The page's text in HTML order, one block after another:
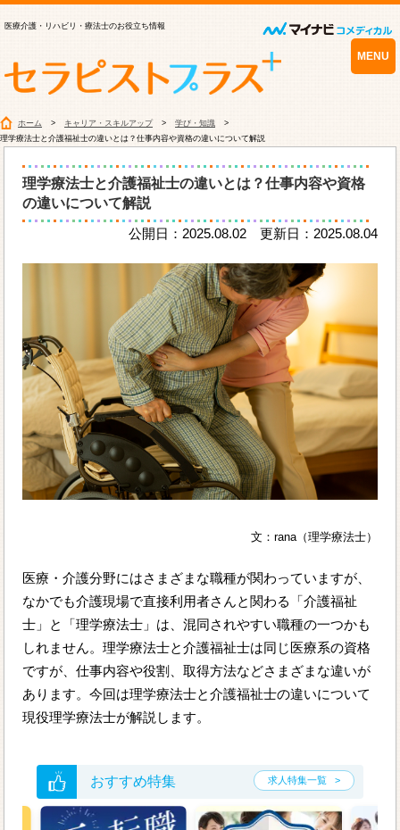
医療介護・リハビリ・療法士のお役立ち情報
MENU
ホーム キャリア・スキルアップ
学び・知識
理学療法士と介護福祉士の違いとは？仕事内容や資格の違いについて解説
理学療法士と介護福祉士の違いとは？仕事内容や資格
の違いについて解説
公開日：2025.08.02 更新日：2025.08.04
文：rana（理学療法士）
医療・介護分野にはさまざまな職種が関わっていますが、
なかでも介護現場で直接利用者さんと関わる「介護福祉
士」と「理学療法士」は、混同されやすい職種の一つかも
しれません。理学療法士と介護福祉士は同じ医療系の資格
ですが、仕事内容や役割、取得方法などさまざまな違いが
あります。今回は理学療法士と介護福祉士の違いについて
現役理学療法士が解説します。
おすすめ特集 求人特集一覧